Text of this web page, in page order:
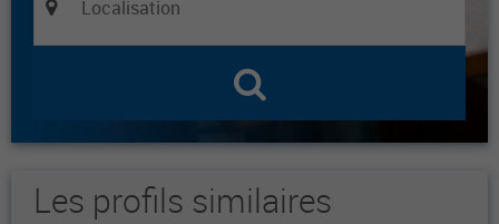
Les profils similaires